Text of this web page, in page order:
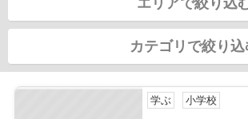
エリアで絞り込
カテゴリで絞り込
学ぶ 小学校